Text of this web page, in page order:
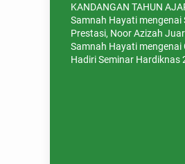
KANDANGAN TAHUN
Samnah Hayati mengenai
Prestasi, Noor Azizah
Samnah Hayati mengenai
Hadiri Seminar Hardiknas